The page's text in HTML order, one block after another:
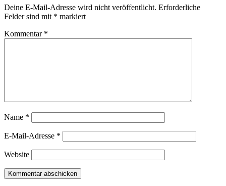
Deine E-Mail-Adresse wird nicht veröffentlicht. Erforderliche
Felder sind mit * markiert
Kommentar *
Name *
E-Mail-Adresse *
Website